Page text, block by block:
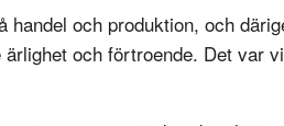
handel och produktion, och
och förtroende. Det var